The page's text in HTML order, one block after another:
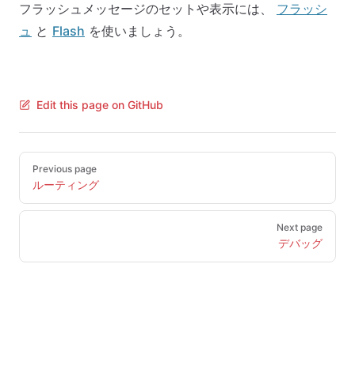
フラッシュメッセージのセットや表示には、 フラッシ
ュ と Flash を使いましょう。
Edit this page on GitHub
Pager
Previous page
ルーティング
Next page
デバッグ